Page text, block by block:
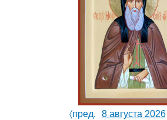
〈пред. 8 августа 2026